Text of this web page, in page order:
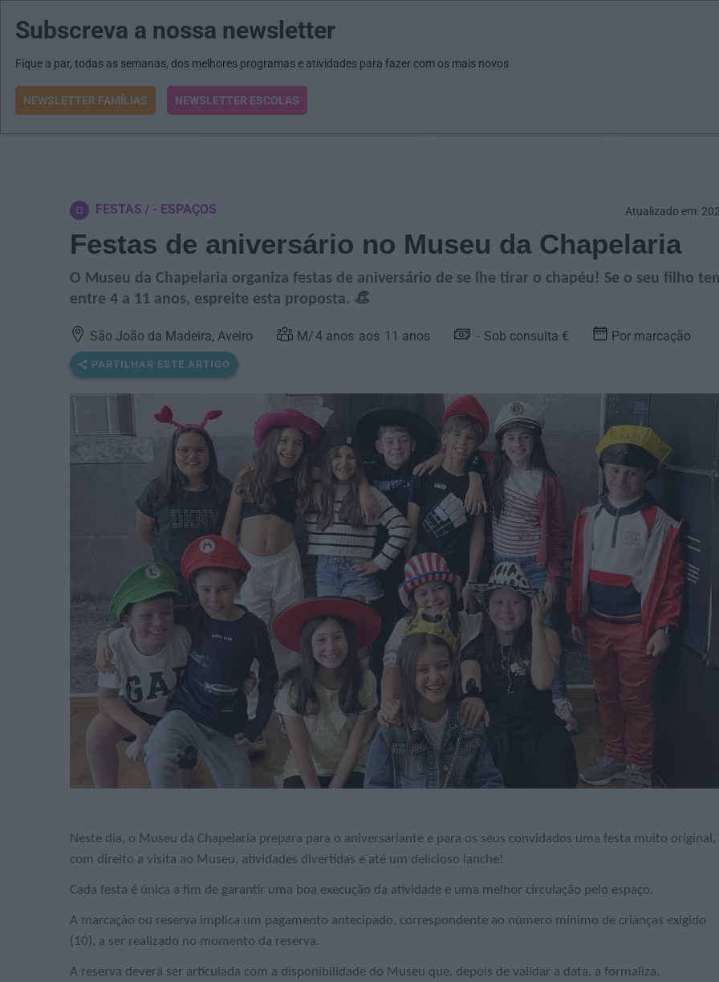
MENU MAIL JORNAIS
O que procura?
FESTAS - ESPAÇOS
Festas de aniversário no Museu da Chapelaria
O Museu da Chapelaria organiza festas de aniversário de se lhe tirar o chapéu! Se o seu filho
entre 4 a 11 anos, espreite esta proposta. 👒
São João da Madeira, Aveiro 4 anos 11 anos Sob consulta € Por marcação
PARTILHAR ESTE ARTIGO
Neste dia, o Museu da Chapelaria prepara para o aniversariante e para os seus convidados uma festa muito original,
com direito a visita ao Museu, atividades divertidas e até um delicioso lanche!
Cada festa é única a fim de garantir uma boa execução da atividade e uma melhor circulação pelo espaço.
A marcação ou reserva implica um pagamento antecipado, correspondente ao número mínimo de crianças exigido
(10), a ser realizado no momento da reserva.
A reserva deverá ser articulada com a disponibilidade do Museu que, depois de validar a data, a formaliza.
Atualizado em:
Subscreva a nossa newsletter
Fique a par, todas as semanas, dos melhores programas e atividades para fazer com os mais novos
NEWSLETTER FAMÍLIAS NEWSLETTER ESCOLAS